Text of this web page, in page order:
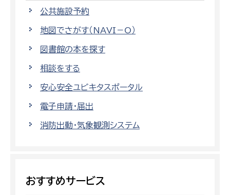
公共施設予約
地図でさがす（NAVI－O）
図書館の本を探す
相談をする
安心安全ユビキタスポータル
電子申請・届出
消防出動・気象観測システム
おすすめサービス